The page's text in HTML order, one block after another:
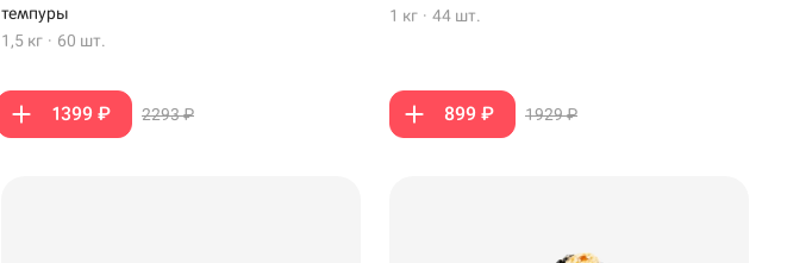
темпуры
1,5 кг · 60 шт.
1399 ₽ 2293 ₽
1 кг · 44 шт.
899 ₽ 1929 ₽